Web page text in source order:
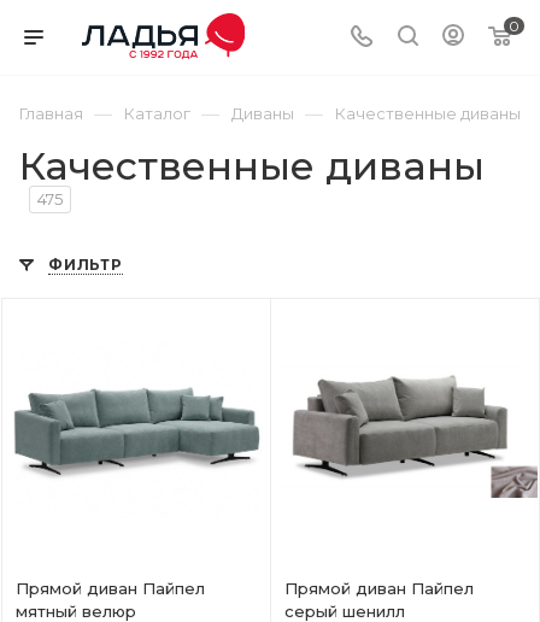
0
Главная — Каталог — Диваны — Качественные диваны
Качественные диваны
475
ФИЛЬТР
Прямой диван Пайпел
мятный велюр
Прямой диван Пайпел
серый шенилл